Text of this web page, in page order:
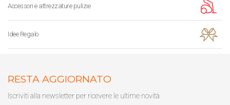
Accessori e attrezzature pulizie
Idee Regalo
RESTA AGGIORNATO
Iscriviti alla newsletter per ricevere le ultime novità